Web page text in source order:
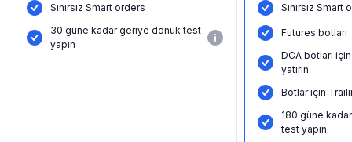
Sınırsız Smart orders
30 güne kadar geriye dönük test
yapın
Sınırsız Smart
Futures botları
DCA botları
yatırın
Botlar için
180 güne
test yapın